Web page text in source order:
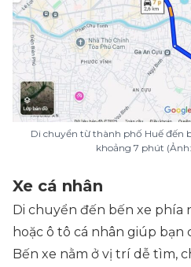
Di chuyển từ thành phố Huế đến
khoảng 7 phút
Xe cá nhân
Di chuyển đến bến xe phía
hoặc ô tô cá nhân giúp bạn
Bến xe nằm ở vị trí dễ tìm,